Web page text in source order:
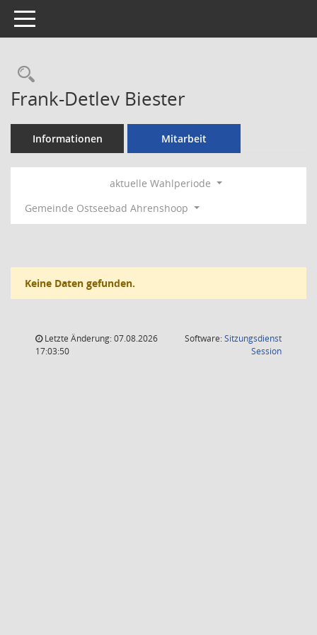
Toggle navigation
Rechercheauswahl
Frank-Detlev Biester
Informationen Mitarbeit
aktuelle Wahlperiode
Gemeinde Ostseebad Ahrenshoop
Keine Daten gefunden.
Letzte Änderung: 07.08.2026
17:03:50
Software:Sitzungsdienst
Session(Wird in